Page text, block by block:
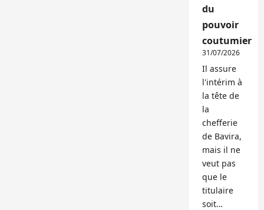
du
pouvoir
coutumier
31/07/2026
Il assure
l'intérim à
la tête de
la
chefferie
de Bavira,
mais il ne
veut pas
que le
titulaire
soit…